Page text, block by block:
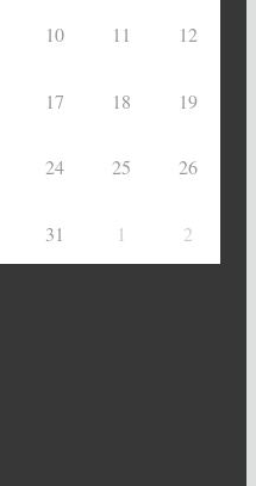
10 11 12
17 18 19
24 25 26
31 1 2